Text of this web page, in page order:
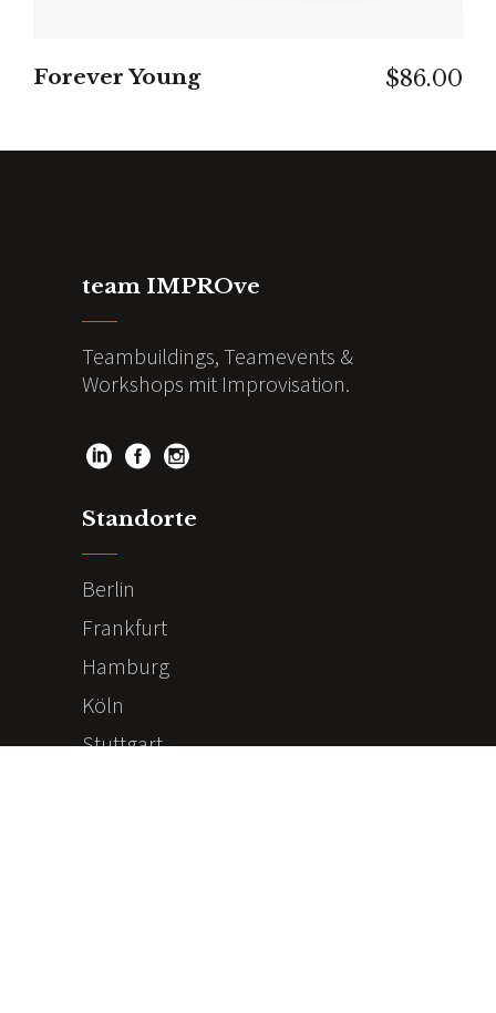
Forever Young $86.00
team IMPROve
Teambuildings, Teamevents &
Workshops mit Improvisation.
Standorte
Berlin
Frankfurt
Hamburg
Köln
Stuttgart